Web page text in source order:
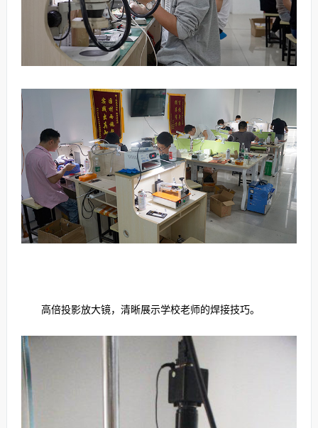
高倍投影放大镜，清晰展示学校老师的焊接技巧。